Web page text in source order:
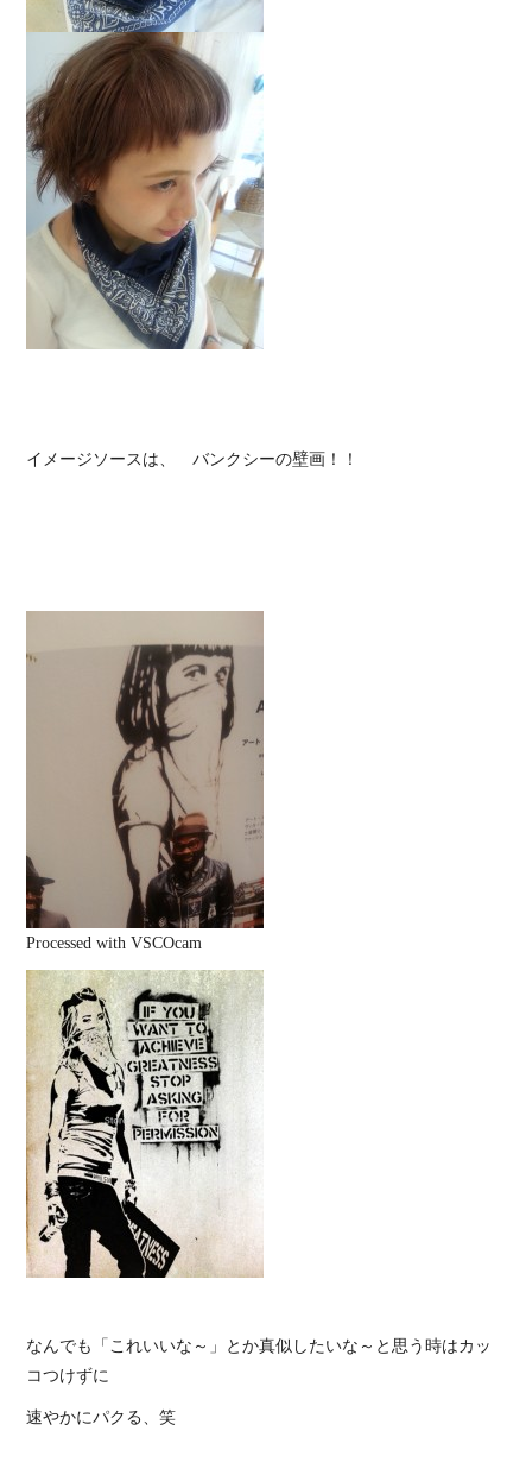
イメージソースは、 バンクシーの壁画！！
Processed with VSCOcam
なんでも「これいいな～」とか真似したいな～と思う時はカッ
コつけずに
速やかにパクる、笑